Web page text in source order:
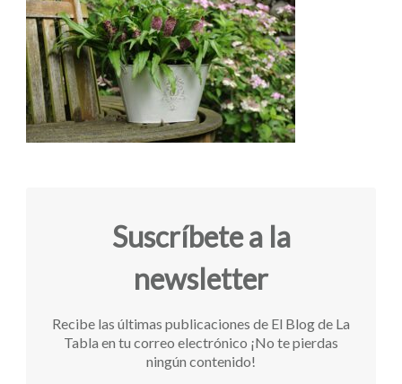
Suscríbete a la
newsletter
Recibe las últimas publicaciones de El Blog de La
Tabla en tu correo electrónico ¡No te pierdas
ningún contenido!